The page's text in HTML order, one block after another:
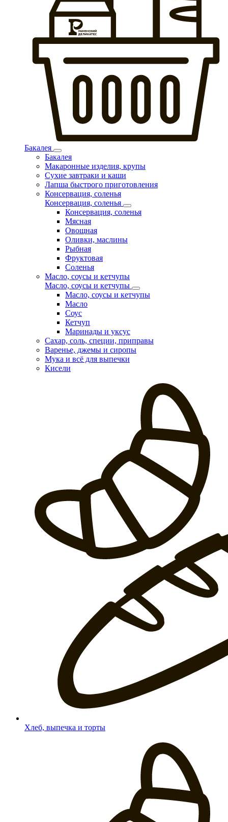
Бакалея
Бакалея
Макаронные изделия, крупы
Сухие завтраки и каши
Лапша быстрого приготовления
Консервация, соленья
Консервация, соленья
Консервация, соленья
Мясная
Овощная
Оливки, маслины
Рыбная
Фруктовая
Соленья
Масло, соусы и кетчупы
Масло, соусы и кетчупы
Масло, соусы и кетчупы
Масло
Соус
Кетчуп
Маринады и уксус
Сахар, соль, специи, приправы
Варенье, джемы и сиропы
Мука и всё для выпечки
Кисели
Хлеб, выпечка и торты